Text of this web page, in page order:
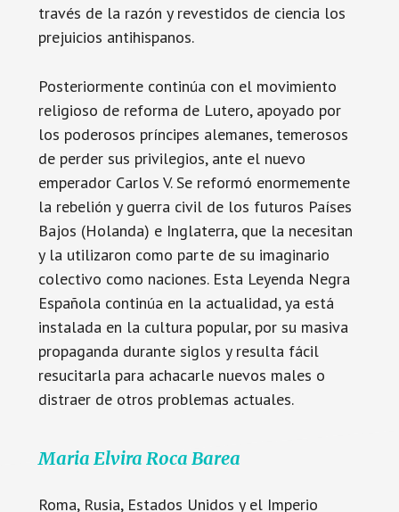
través de la razón y revestidos de ciencia los
prejuicios antihispanos.
Posteriormente continúa con el movimiento
religioso de reforma de Lutero, apoyado por
los poderosos príncipes alemanes, temerosos
de perder sus privilegios, ante el nuevo
emperador Carlos V. Se reformó enormemente
la rebelión y guerra civil de los futuros Países
Bajos (Holanda) e Inglaterra, que la necesitan
y la utilizaron como parte de su imaginario
colectivo como naciones. Esta Leyenda Negra
Española continúa en la actualidad, ya está
instalada en la cultura popular, por su masiva
propaganda durante siglos y resulta fácil
resucitarla para achacarle nuevos males o
distraer de otros problemas actuales.
Maria Elvira Roca Barea
Roma, Rusia, Estados Unidos y el Imperio